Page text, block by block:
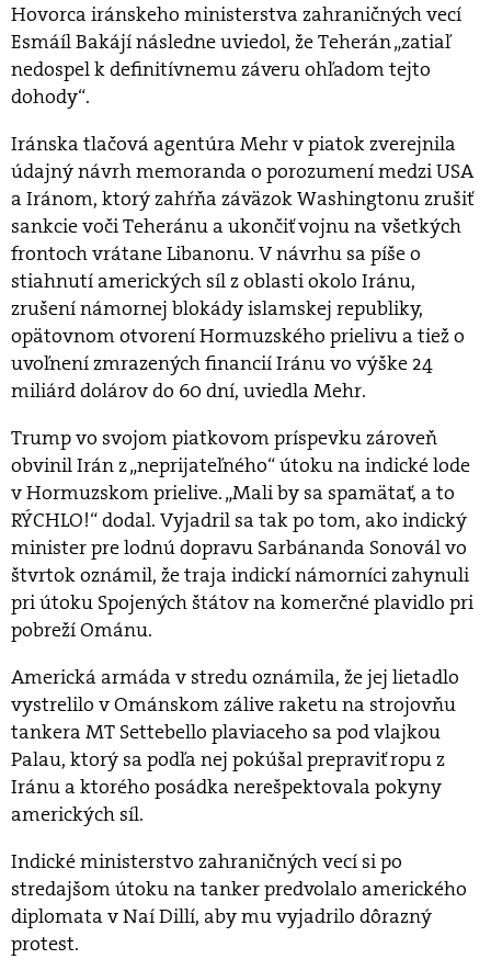
Hovorca iránskeho ministerstva zahraničných vecí
Esmáíl Bakájí následne uviedol, že Teherán „zatiaľ
nedospel k definitívnemu záveru ohľadom tejto
dohody“.
Iránska tlačová agentúra Mehr v piatok zverejnila
údajný návrh memoranda o porozumení medzi USA
a Iránom, ktorý zahŕňa záväzok Washingtonu zrušiť
sankcie voči Teheránu a ukončiť vojnu na všetkých
frontoch vrátane Libanonu. V návrhu sa píše o
stiahnutí amerických síl z oblasti okolo Iránu,
zrušení námornej blokády islamskej republiky,
opätovnom otvorení Hormuzského prielivu a tiež o
uvoľnení zmrazených financií Iránu vo výške 24
miliárd dolárov do 60 dní, uviedla Mehr.
Trump vo svojom piatkovom príspevku zároveň
obvinil Irán z „neprijateľného“ útoku na indické lode
v Hormuzskom prielive. „Mali by sa spamätať, a to
RÝCHLO!“ dodal. Vyjadril sa tak po tom, ako indický
minister pre lodnú dopravu Sarbánanda Sonovál vo
štvrtok oznámil, že traja indickí námorníci zahynuli
pri útoku Spojených štátov na komerčné plavidlo pri
pobreží Ománu.
Americká armáda v stredu oznámila, že jej lietadlo
vystrelilo v Ománskom zálive raketu na strojovňu
tankera MT Settebello plaviaceho sa pod vlajkou
Palau, ktorý sa podľa nej pokúšal prepraviť ropu z
Iránu a ktorého posádka nerešpektovala pokyny
amerických síl.
Indické ministerstvo zahraničných vecí si po
stredajšom útoku na tanker predvolalo amerického
diplomata v Naí Dillí, aby mu vyjadrilo dôrazný
protest.